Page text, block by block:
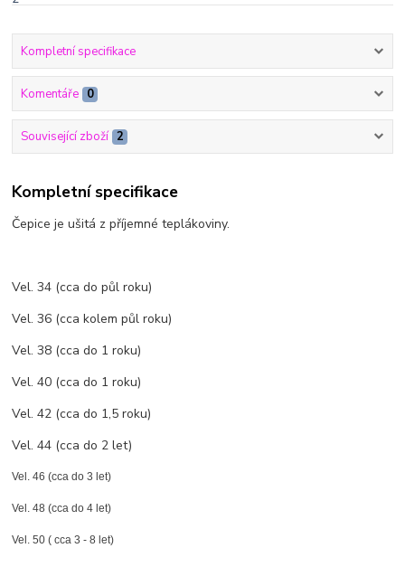
Kompletní specifikace
Komentáře 0
Související zboží 2
Kompletní specifikace
Čepice je ušitá z příjemné teplákoviny.
Vel. 34 (cca do půl roku)
Vel. 36 (cca kolem půl roku)
Vel. 38 (cca do 1 roku)
Vel. 40 (cca do 1 roku)
Vel. 42 (cca do 1,5 roku)
Vel. 44 (cca do 2 let)
Vel. 46 (cca do 3 let)
Vel. 48 (cca do 4 let)
Vel. 50 ( cca 3 - 8 let)